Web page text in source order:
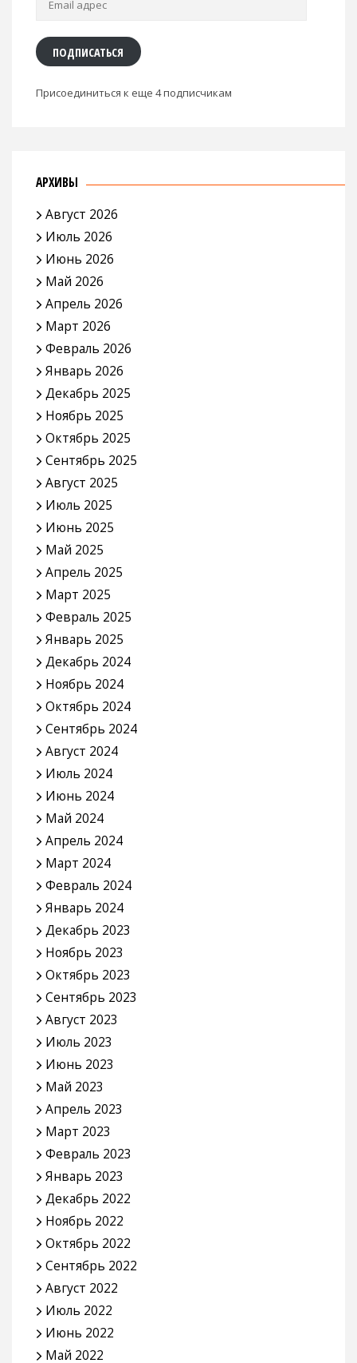
ПОДПИСАТЬСЯ
Присоединиться к еще 4 подписчикам
АРХИВЫ
Август 2026
Июль 2026
Июнь 2026
Май 2026
Апрель 2026
Март 2026
Февраль 2026
Январь 2026
Декабрь 2025
Ноябрь 2025
Октябрь 2025
Сентябрь 2025
Август 2025
Июль 2025
Июнь 2025
Май 2025
Апрель 2025
Март 2025
Февраль 2025
Январь 2025
Декабрь 2024
Ноябрь 2024
Октябрь 2024
Сентябрь 2024
Август 2024
Июль 2024
Июнь 2024
Май 2024
Апрель 2024
Март 2024
Февраль 2024
Январь 2024
Декабрь 2023
Ноябрь 2023
Октябрь 2023
Сентябрь 2023
Август 2023
Июль 2023
Июнь 2023
Май 2023
Апрель 2023
Март 2023
Февраль 2023
Январь 2023
Декабрь 2022
Ноябрь 2022
Октябрь 2022
Сентябрь 2022
Август 2022
Июль 2022
Июнь 2022
Май 2022